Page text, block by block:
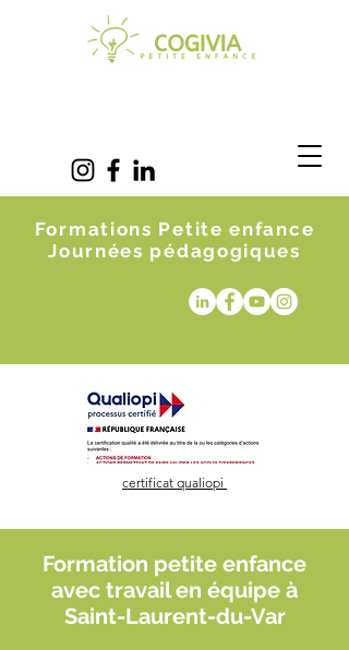
Formations Petite enfance
Journées pédagogiques
certificat qualiopi
Formation petite enfance
avec travail en équipe à
Saint-Laurent-du-Var